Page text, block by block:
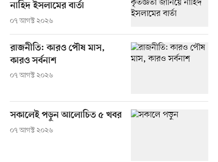
নাহিদ ইসলামের বার্তা
০৭ আগস্ট ২০২৬
রাজনীতি: কারও পৌষ মাস,
কারও সর্বনাশ
০৭ আগস্ট ২০২৬
সকালেই পড়ুন আলোচিত ৫ খবর
০৭ আগস্ট ২০২৬